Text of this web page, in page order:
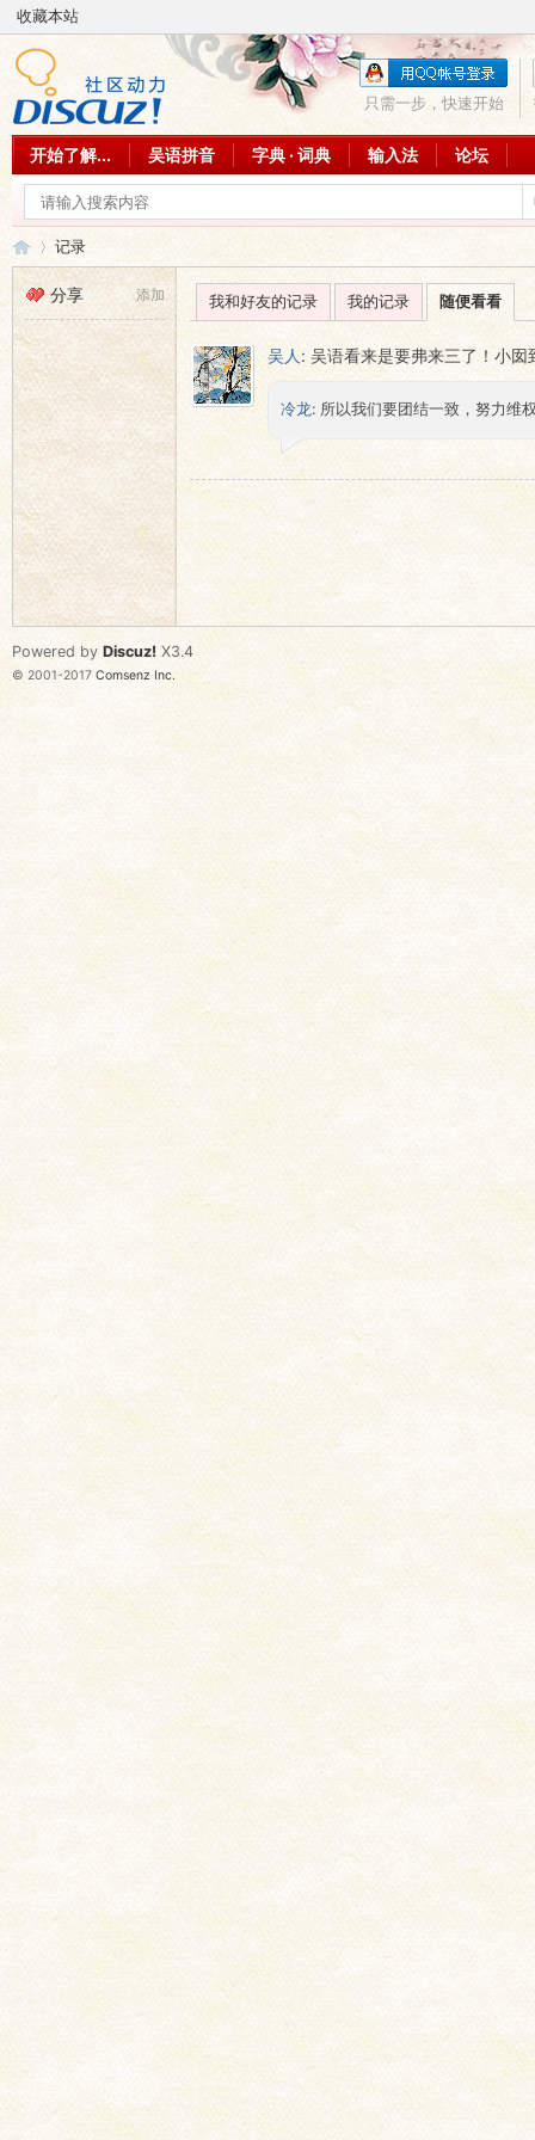
收藏本站
只需一步，快速开始
开始了解... 吴语拼音 字典 · 词典 输入法 论坛
吴
语
会
›
记录
添加
分享 我和好友的记录 我的记录 随便看看
吴人 : 吴语看来是要弗来三了！小
冷龙: 所以我们要团结一致，努力维
Powered by Discuz! X3.4
© 2001-2017 Comsenz Inc.